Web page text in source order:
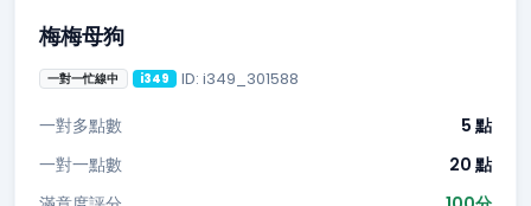
梅梅母狗
一對一忙線中 i349 ID: i349_301588
一對多點數
5 點
一對一點數
20 點